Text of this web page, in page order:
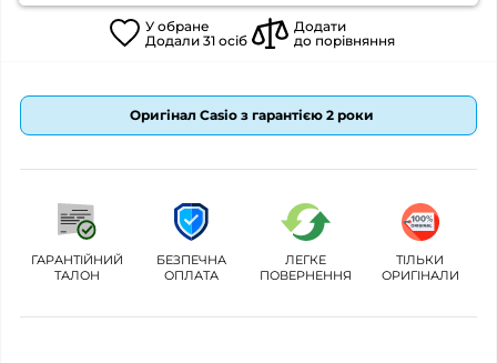
У обране
Додали 31осіб
Додати
до порівняння
Оригінал Casio з гарантією 2 роки
ГАРАНТІЙНИЙ
ТАЛОН
БЕЗПЕЧНА
ОПЛАТА
ЛЕГКЕ
ПОВЕРНЕННЯ
ТІЛЬКИ
ОРИГІНАЛИ